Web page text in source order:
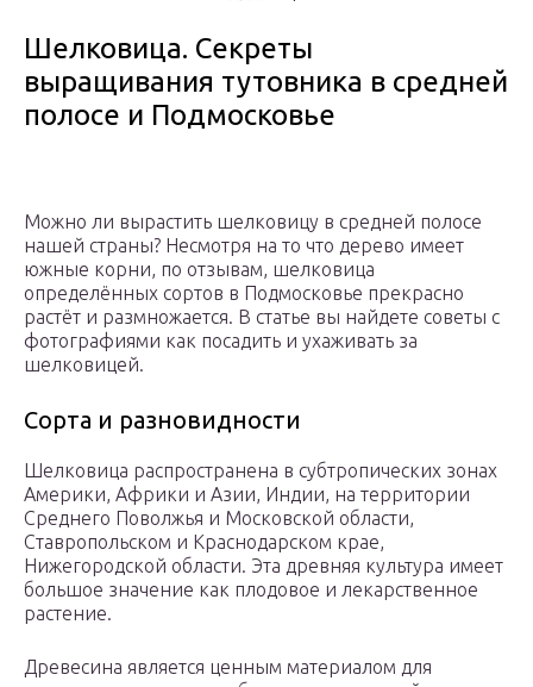
Шелковица. Секреты
выращивания тутовника в средней
полосе и Подмосковье
Можно ли вырастить шелковицу в средней полосе
нашей страны? Несмотря на то что дерево имеет
южные корни, по отзывам, шелковица
определённых сортов в Подмосковье прекрасно
растёт и размножается. В статье вы найдете советы с
фотографиями как посадить и ухаживать за
шелковицей.
Сорта и разновидности
Шелковица распространена в субтропических зонах
Америки, Африки и Азии, Индии, на территории
Среднего Поволжья и Московской области,
Ставропольском и Краснодарском крае,
Нижегородской области. Эта древняя культура имеет
большое значение как плодовое и лекарственное
растение.
Древесина является ценным материалом для